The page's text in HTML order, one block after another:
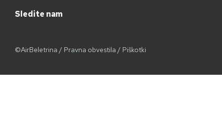
Sledite nam
©AirBeletrina / Pravna obvestila / Piškotki